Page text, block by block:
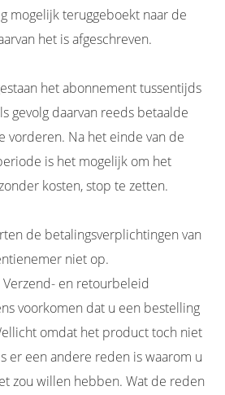
mogelijk teruggeboekt naar de
het is afgeschreven.
het abonnement tussentijds
gevolg daarvan reeds betaalde
vorderen. Na het einde van de
is het mogelijk om het
kosten, stop te zetten.
de betalingsverplichtingen van
niet op.
en retourbeleid
voorkomen dat u een bestelling
omdat het product toch niet
er een andere reden is waarom u
zou willen hebben. Wat de reden